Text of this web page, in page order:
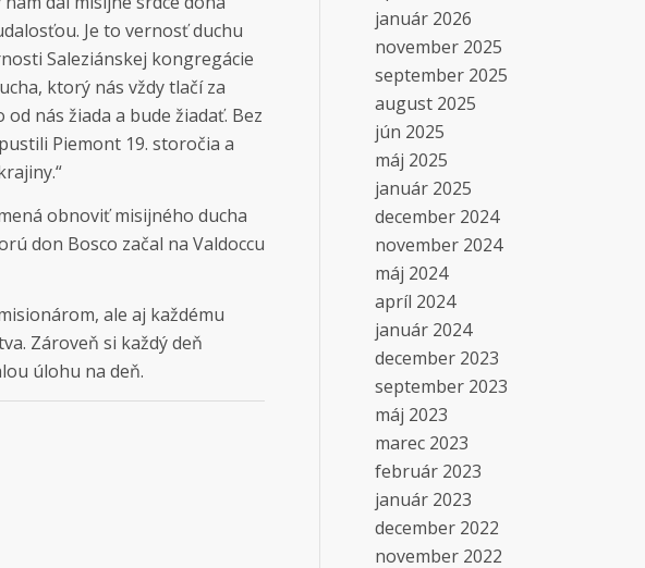
Je to vernosť duchu
Saleziánskej kongregácie
ktorý nás vždy tlačí za
nás žiada a bude žiadať. Bez
Piemont 19. storočia a
obnoviť misijného ducha
don Bosco začal na Valdoccu
ale aj každému
Zároveň si každý deň
úlohu na deň.
január 2026
november 2025
september 2025
august 2025
jún 2025
máj 2025
január 2025
december 2024
november 2024
máj 2024
apríl 2024
január 2024
december 2023
september 2023
máj 2023
marec 2023
február 2023
január 2023
december 2022
november 2022